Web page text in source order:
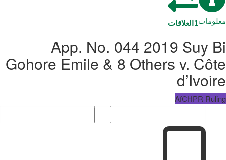
معلومات1العلاقات
App. No. 044 2019 Suy Bi
Gohore Emile & 8 Others v. Côte
d’Ivoire
AfCHPR Ruling